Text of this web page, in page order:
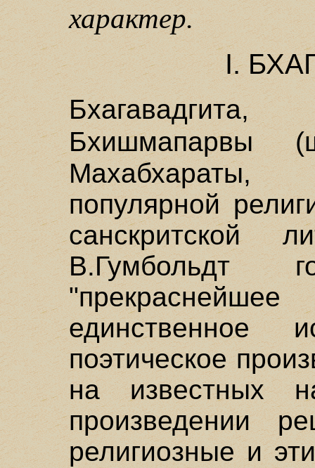
характер.
I.
Бхишмапарвы
Махабхараты,
популярной
санскритской
В.Гумбольдт
единственное
поэтическое
на известных
произведении
религиозные и